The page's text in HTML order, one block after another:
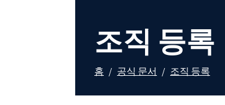
조직 등록
홈 / 공식 문서 / 조직 등록